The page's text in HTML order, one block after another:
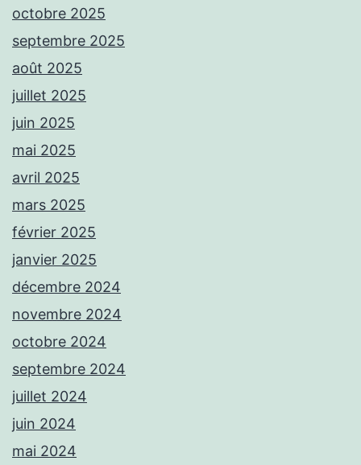
octobre 2025
septembre 2025
août 2025
juillet 2025
juin 2025
mai 2025
avril 2025
mars 2025
février 2025
janvier 2025
décembre 2024
novembre 2024
octobre 2024
septembre 2024
juillet 2024
juin 2024
mai 2024